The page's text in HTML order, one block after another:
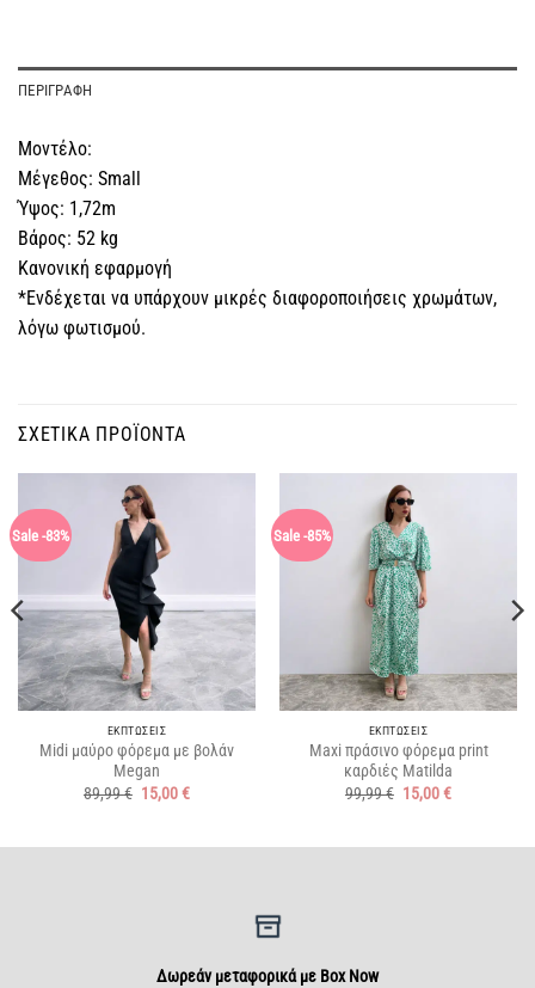
ΠΕΡΙΓΡΑΦΉ
Μοντέλο:
Μέγεθος: Small
Ύψος: 1,72m
Βάρος: 52 kg
Κανονική εφαρμογή
*Ενδέχεται να υπάρχουν μικρές διαφοροποιήσεις χρωμάτων,
λόγω φωτισμού.
ΣΧΕΤΙΚΆ ΠΡΟΪΌΝΤΑ
Sale -83%
ΕΚΠΤΩΣΕΙΣ
Midi μαύρο φόρεμα με βολάν
Megan
89,99€ Original
price
15,00€Η
Sale -85%
ΕΚΠΤΩΣΕΙΣ
Maxi πράσινο φόρεμα print
καρδιές Matilda
99,99€ Original
price
15,00€Η
Δωρεάν μεταφορικά με Box Now